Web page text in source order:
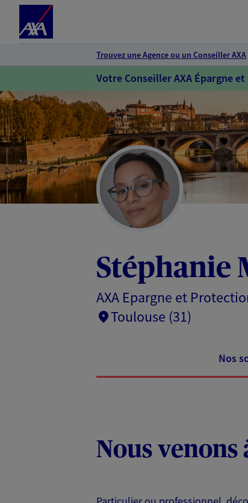
Trouvez une Agence ou un Conseiller AXA
Votre Conseiller AXA Épargne
Stéphanie
AXA Epargne et
Toulouse (31)
Nos
Nous